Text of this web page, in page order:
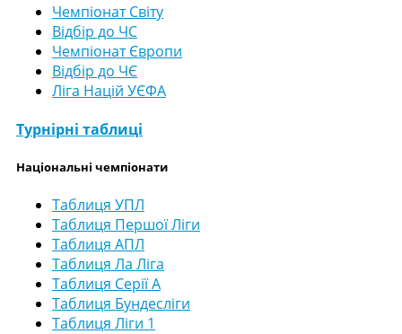
Чемпіонат Світу
Відбір до ЧС
Чемпіонат Європи
Відбір до ЧЄ
Ліга Націй УЄФА
Турнірні таблиці
Національні чемпіонати
Таблиця УПЛ
Таблиця Першої Ліги
Таблиця АПЛ
Таблиця Ла Ліга
Таблиця Серії А
Таблиця Бундесліги
Таблиця Ліги 1